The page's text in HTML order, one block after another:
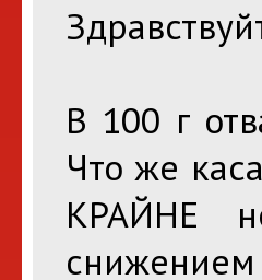
В 100 г
Что же
КРАЙНЕ